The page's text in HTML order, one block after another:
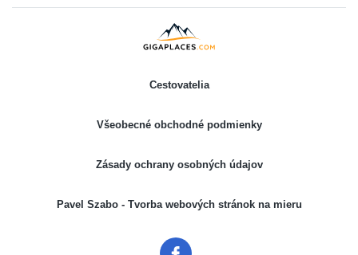
Cestovatelia
Všeobecné obchodné podmienky
Zásady ochrany osobných údajov
Pavel Szabo - Tvorba webových stránok na mieru